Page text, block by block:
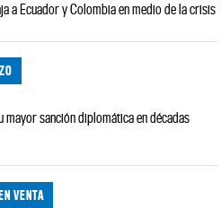
a Ecuador y Colombia en medio de la crisis
mayor sanción diplomática en décadas
VENTA